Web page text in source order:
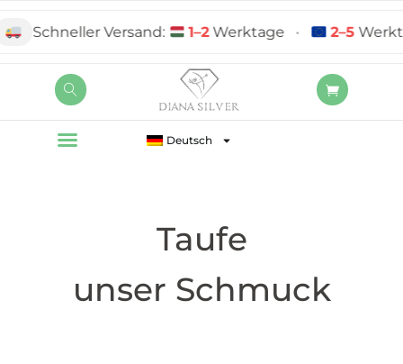
Deutsch
Schneller Versand: 1–2Werktage • 2–5
Taufe
unser Schmuck